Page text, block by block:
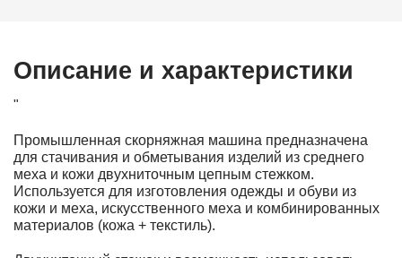
Описание и характеристики
"
Промышленная скорняжная машина предназначена
для стачивания и обметывания изделий из среднего
меха и кожи двухниточным цепным стежком.
Используется для изготовления одежды и обуви из
кожи и меха, искусственного меха и комбинированных
материалов (кожа + текстиль).